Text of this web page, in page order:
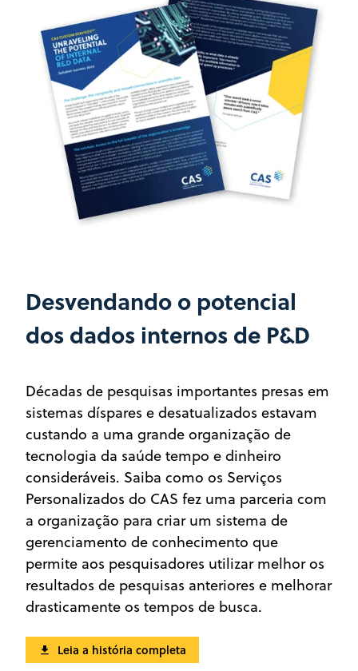
Desvendando o potencial
dos dados internos de P&D
Décadas de pesquisas importantes presas em
sistemas díspares e desatualizados estavam
custando a uma grande organização de
tecnologia da saúde tempo e dinheiro
consideráveis. Saiba como os Serviços
Personalizados do CAS fez uma parceria com
a organização para criar um sistema de
gerenciamento de conhecimento que
permite aos pesquisadores utilizar melhor os
resultados de pesquisas anteriores e melhorar
drasticamente os tempos de busca.
Leia a história completa